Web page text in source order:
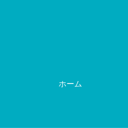
ホーム